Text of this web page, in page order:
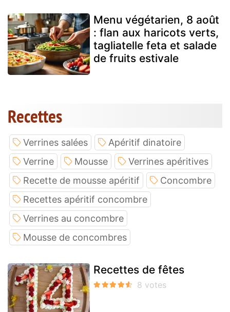
Menu végétarien, 8 août
: flan aux haricots verts,
tagliatelle feta et salade
de fruits estivale
Recettes
Verrines salées
Apéritif dinatoire
Verrine
Mousse
Verrines apéritives
Recette de mousse apéritif
Concombre
Recettes apéritif concombre
Verrines au concombre
Mousse de concombres
Recettes de fêtes